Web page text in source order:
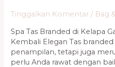
Tinggalkan Komentar / Bag
Spa Tas Branded di Kelapa
Kembali Elegan Tas
penampilan, tetapi juga
perlu Anda rawat dengan